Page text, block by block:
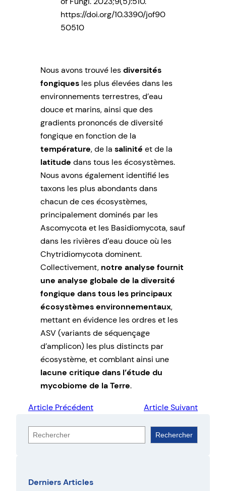
https://doi.org/10.3390/jof90
50510
Nous avons trouvé lesdiversités
fongiques les plus élevées dans les
environnements terrestres, d’eau
douce et marins, ainsi que des
gradients prononcés de diversité
fongique en fonction de la
température, de la salinité et de la
latitude dans tous les écosystèmes.
Nous avons également identifié les
taxons les plus abondants dans
chacun de ces écosystèmes,
principalement dominés par les
Ascomycota et les Basidiomycota, sauf
dans les rivières d’eau douce où les
Chytridiomycota dominent.
Collectivement, notre analyse fournit
une analyse globale de la diversité
fongique dans tous les principaux
écosystèmes environnementaux,
mettant en évidence les ordres et les
ASV (variants de séquençage
d’amplicon) les plus distincts par
écosystème, et comblant ainsi une
lacune critique dans l’étude du
mycobiome de la Terre.
Article Précédent Article Suivant
e
e
Rechercher
Derniers Articles